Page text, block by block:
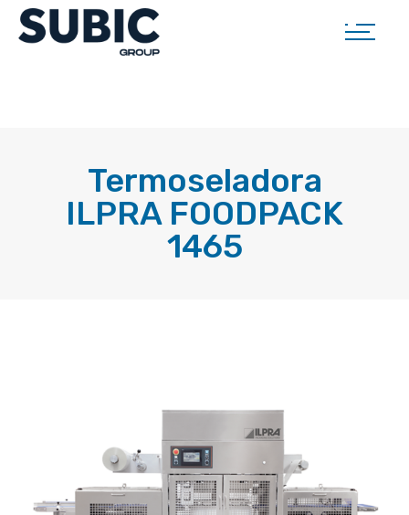
Termoseladora
ILPRA FOODPACK
1465